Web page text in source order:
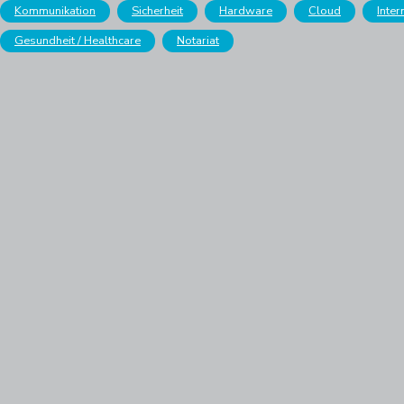
Kommunikation Sicherheit Hardware Cloud
Gesundheit / Healthcare
Notariat